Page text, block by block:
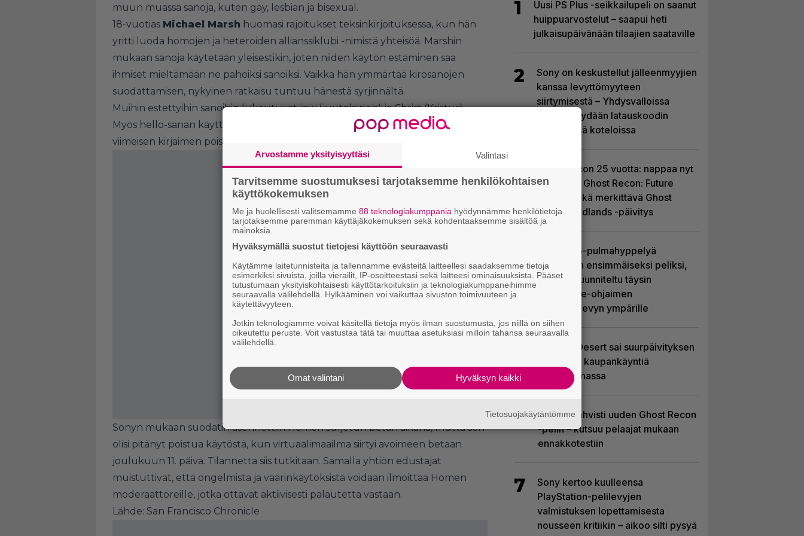
muun muassa sanoja, kuten gay, lesbian ja bisexual.
18-vuotias Michael Marsh huomasi rajoitukset teksinkirjoituksessa, kun hän
yritti luoda homojen ja heteroiden allianssiklubi -nimistä yhteisöä. Marshin
mukaan sanoja käytetään yleisestikin, joten niiden käytön estäminen saa
ihmiset mieltämään ne pahoiksi sanoiksi. Vaikka hän ymmärtää kirosanojen
suodattamisen, nykyinen ratkaisu tuntuu hänestä syrjinnältä.
Muihin estettyihin sanoihin lukeutuvat jew (juutalainen) ja Christ (Kristus).
Myös hello-sanan käyttö on raporttien mukaan estetty, todennäköisesti koska
viimeisen kirjaimen poistaminen muuttaa sanan luonnetta melkoisesti.
Sonyn mukaan suodatin asennettiin Homen suljetun betan aikana, mutta sen
olisi pitänyt poistua käytöstä, kun virtuaalimaailma siirtyi avoimeen betaan
joulukuun 11. päivä. Tilannetta siis tutkitaan. Samalla yhtiön edustajat
muistuttivat, että ongelmista ja väärinkäytöksistä voidaan ilmoittaa Homen
moderaattoreille, jotka ottavat aktiivisesti palautetta vastaan.
Lähde: San Francisco Chronicle
1
Uusi PS Plus -seikkailupeli on saanut
huippuarvostelut – saapui heti
julkaisupäivänään tilaajien saataville
2
Sony on keskustellut jälleenmyyjien
kanssa levyttömyyteen
siirtymisestä – Yhdysvalloissa
pelejä myydään latauskoodin
sisältävissä koteloissa
3
Ghost Recon 25 vuotta: nappaa nyt
ilmaiseksi Ghost Recon: Future
Soldier sekä merkittävä Ghost
Recon Wildlands -päivitys
Uutta PS5-pulmahyppelyä
kuvaillaan ensimmäiseksi peliksi,
joka on suunniteltu täysin
DualSense-ohjaimen
kosketuslevyn ympärille
Crimson Desert sai suurpäivityksen
– uudistaa kaupankäyntiä
pelimaailmassa
6
Ubisoft vahvisti uuden Ghost Recon
-pelin – kutsuu pelaajat mukaan
ennakkotestiin
7
Sony kertoo kuulleensa
PlayStation-pelilevyjen
valmistuksen lopettamisesta
nousseen kritiikin – aikoo silti pysyä
Arvostamme yksityisyyttäsi Valintasi
Tarvitsemme suostumuksesi tarjotaksemme henkilökohtaisen
käyttökokemuksen
Me ja huolellisesti valitsemamme 88 teknologiakumppania hyödynnämme henkilötietoja
tarjotaksemme paremman käyttäjäkokemuksen sekä kohdentaaksemme sisältöä ja
mainoksia.
Hyväksymällä suostut tietojesi käyttöön seuraavasti
Käytämme laitetunnisteita ja tallennamme evästeitä laitteellesi saadaksemme tietoja
esimerkiksi sivuista, joilla vierailit, IP-osoitteestasi sekä laitteesi ominaisuuksista. Pääset
tutustumaan yksityiskohtaisesti käyttötarkoituksiin ja teknologiakumppaneihimme
seuraavalla välilehdellä. Hylkääminen voi vaikuttaa sivuston toimivuuteen ja
käytettävyyteen.
Jotkin teknologiamme voivat käsitellä tietoja myös ilman suostumusta, jos niillä on siihen
oikeutettu peruste. Voit vastustaa tätä tai muuttaa asetuksiasi milloin tahansa seuraavalla
välilehdellä.
Hyväksyn kaikki
Omat valintani
Tietosuojakäytäntömme